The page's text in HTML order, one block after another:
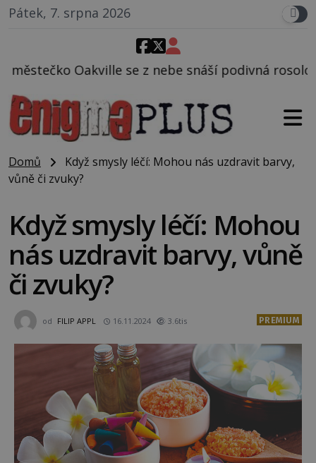
Pátek, 7. srpna 2026
nebe snáší podivná rosolovitá látka neznámého
Domů
Když smysly léčí: Mohou nás uzdravit barvy,
vůně či zvuky?
Když smysly léčí: Mohou
nás uzdravit barvy, vůně
či zvuky?
od FILIP APPL 16.11.2024 3.6tis PREMIUM